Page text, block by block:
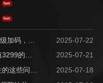
hot
hot
2025-07-22
【最新】心橙专属活动明日开启,价值3299的小米手机等你拿！
2025-07-21
【最新】策划面对面:神选者，你关注的这些问题有进展啦~
2025-07-18